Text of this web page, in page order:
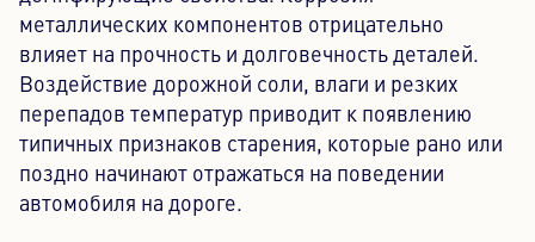
металлических компонентов отрицательно
влияет на прочность и долговечность деталей.
Воздействие дорожной соли, влаги и резких
перепадов температур приводит к появлению
типичных признаков старения, которые рано или
поздно начинают отражаться на поведении
автомобиля на дороге.